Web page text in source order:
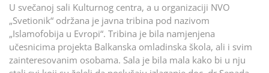
U svečanoj sali Kulturnog centra, a u organizaciji NVO
„Svetionik“ održana je javna tribina pod nazivom
„Islamofobija u Evropi“. Tribina je bila namjenjena
učesnicima projekta Balkanska omladinska škola, ali i svim
zainteresovanim osobama. Sala je bila mala kako bi u nju